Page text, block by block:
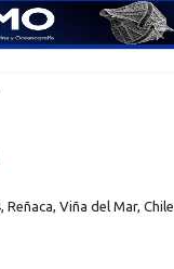
Viña del Mar, Chile